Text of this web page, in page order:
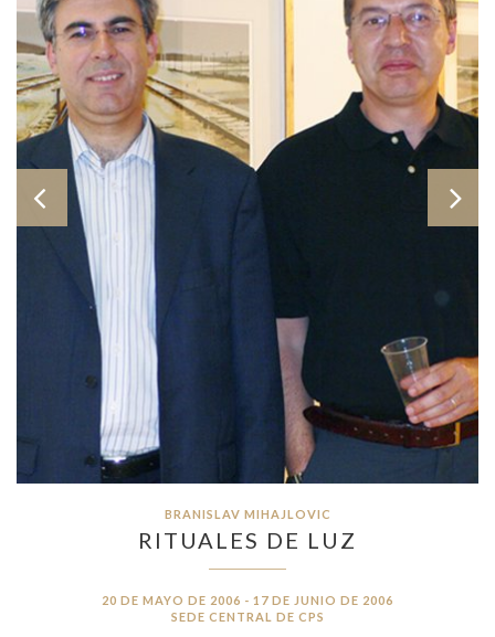
BRANISLAV MIHAJLOVIC
RITUALES DE LUZ
20 DE MAYO DE 2006 - 17 DE JUNIO DE 2006
SEDE CENTRAL DE CPS